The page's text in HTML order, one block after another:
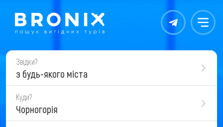
Контакты Меню
Звідки?
з будь-якого міста
Куди?
Чорногорія